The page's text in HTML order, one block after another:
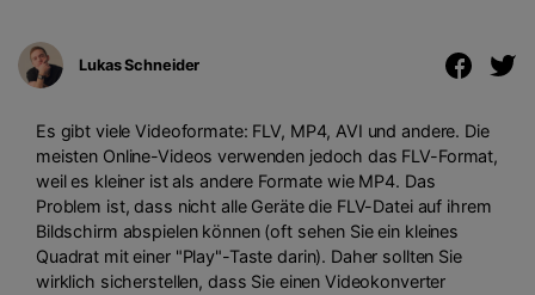
Lukas Schneider
Es gibt viele Videoformate: FLV, MP4, AVI und andere. Die
meisten Online-Videos verwenden jedoch das FLV-Format,
weil es kleiner ist als andere Formate wie MP4. Das
Problem ist, dass nicht alle Geräte die FLV-Datei auf ihrem
Bildschirm abspielen können (oft sehen Sie ein kleines
Quadrat mit einer "Play"-Taste darin). Daher sollten Sie
wirklich sicherstellen, dass Sie einen Videokonverter